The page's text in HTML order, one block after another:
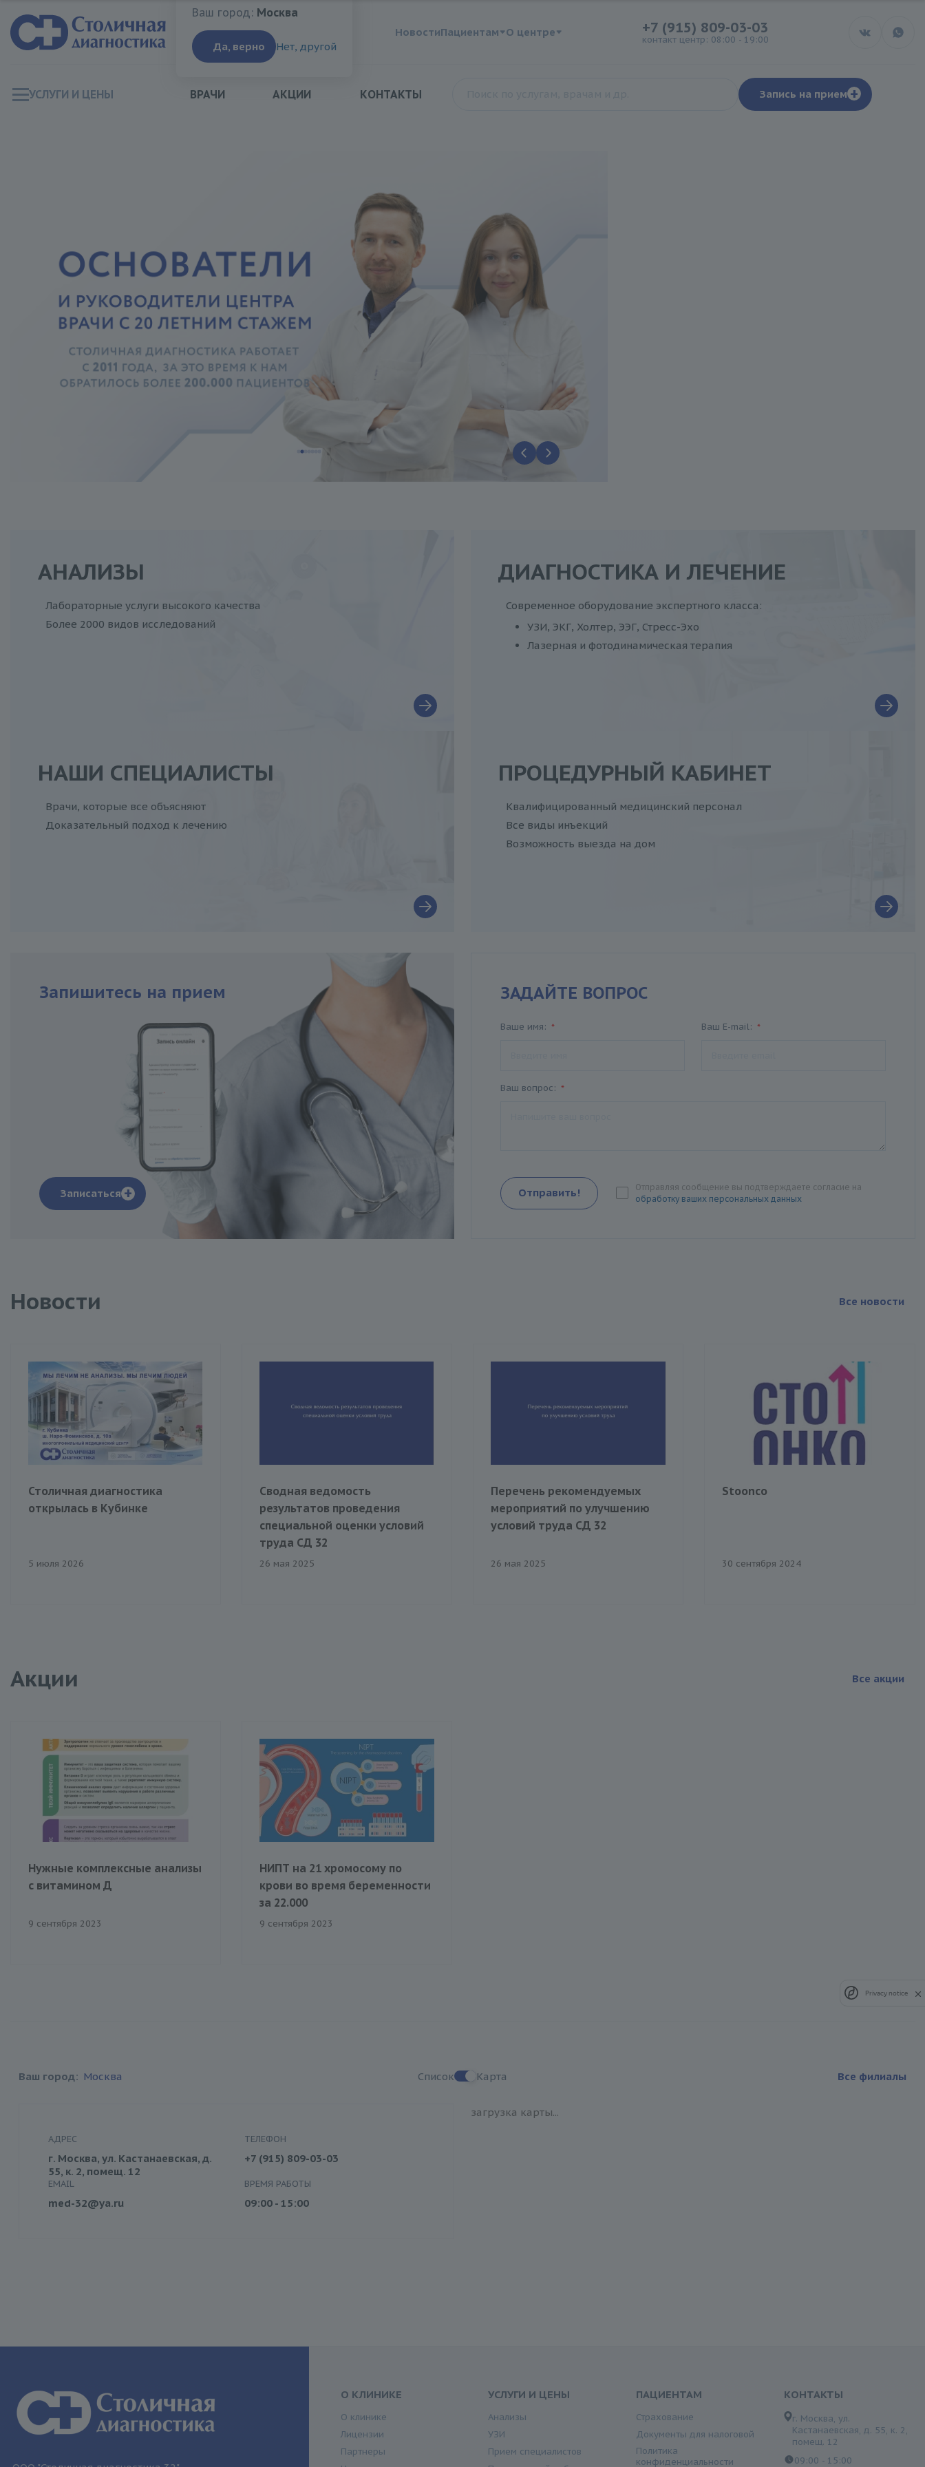
Ваш город:Москва
Ваш город: Москва
Да, верно Нет, другой
НовостиПациентам О центре +7 (915) 809-03-03
контакт центр: 08:00 - 19:00
УСЛУГИ И ЦЕНЫ ВРАЧИ АКЦИИ КОНТАКТЫ Запись на прием +
АНАЛИЗЫ
Лабораторные услуги высокого качества
Более 2000 видов исследований
ДИАГНОСТИКА И ЛЕЧЕНИЕ
Современное оборудование экспертного класса:
УЗИ, ЭКГ, Холтер, ЭЭГ, Стресс-Эхо
Лазерная и фотодинамическая терапия
НАШИ СПЕЦИАЛИСТЫ
Врачи, которые все объясняют
Доказательный подход к лечению
ПРОЦЕДУРНЫЙ КАБИНЕТ
Квалифицированный медицинский персонал
Все виды инъекций
Возможность выезда на дом
Запишитесь на прием
Записаться +
ЗАДАЙТЕ ВОПРОС
Ваше имя: * Ваш E-mail: *
Ваш вопрос: *
Отправить!
Отправляя сообщение вы подтверждаете согласие на
обработку ваших персональных данных
Новости Все новости
Столичная диагностика
открылась в Кубинке
5 июля 2026
Сводная ведомость
результатов проведения
специальной оценки условий
труда СД 32
26 мая 2025
Перечень рекомендуемых
мероприятий по улучшению
условий труда СД 32
26 мая 2025
Stoonco
30 сентября 2024
Акции Все акции
Нужные комплексные анализы
с витамином Д
9 сентября 2023
НИПТ на 21 хромосому по
крови во время беременности
за 22.000
9 сентября 2023
Ваш город: Москва Список Карта Все филиалы
АДРЕС
г. Москва, ул. Кастанаевская, д.
55, к. 2, помещ. 12
ТЕЛЕФОН
+7 (915) 809-03-03
EMAIL
med-32@ya.ru
ВРЕМЯ РАБОТЫ
09:00 - 15:00
загрузка карты...
О КЛИНИКЕ
О клинике
Лицензии
Партнеры
УСЛУГИ И ЦЕНЫ
Анализы
УЗИ
Прием специалистов
ПАЦИЕНТАМ
Страхование
Документы для налоговой
Политика
конфиденциальности
КОНТАКТЫ
г. Москва, ул.
Кастанаевская, д. 55, к. 2,
помещ. 12
09:00 - 15:00
Privacy notice